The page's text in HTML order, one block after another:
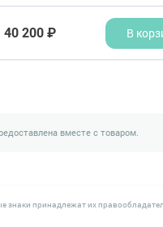
40 200 ₽ В
вместе с товаром.
знаки принадлежат их